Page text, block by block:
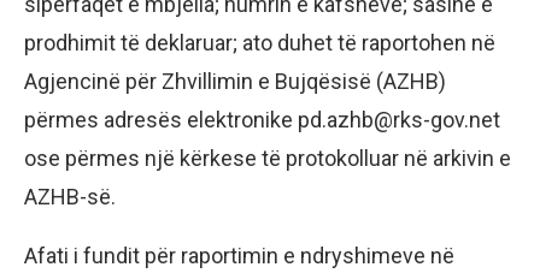
prodhimit të deklaruar; ato duhet të raportohen në
Agjencinë për Zhvillimin e Bujqësisë (AZHB)
përmes adresës elektronike pd.azhb@rks-gov.net
ose përmes një kërkese të protokolluar në arkivin e
AZHB-së.
Afati i fundit për raportimin e ndryshimeve në